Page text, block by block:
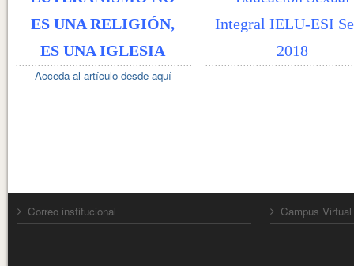
ES UNA RELIGIÓN,
ES UNA IGLESIA
Acceda al artículo desde aquí
Integral IELU-ESI
2018
Correo institucional Campus